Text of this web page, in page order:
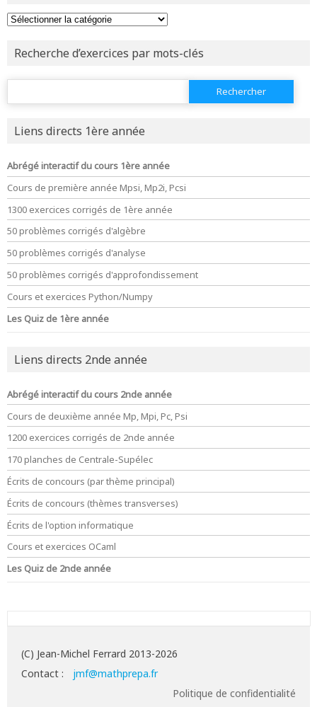
Recherche d’exercices par mots-clés
Rechercher :
Liens directs 1ère année
Abrégé interactif du cours 1ère année
Cours de première année Mpsi, Mp2i, Pcsi
1300 exercices corrigés de 1ère année
50 problèmes corrigés d'algèbre
50 problèmes corrigés d'analyse
50 problèmes corrigés d'approfondissement
Cours et exercices Python/Numpy
Les Quiz de 1ère année
Liens directs 2nde année
Abrégé interactif du cours 2nde année
Cours de deuxième année Mp, Mpi, Pc, Psi
1200 exercices corrigés de 2nde année
170 planches de Centrale-Supélec
Écrits de concours (par thème principal)
Écrits de concours (thèmes transverses)
Écrits de l'option informatique
Cours et exercices OCaml
Les Quiz de 2nde année
(C) Jean-Michel Ferrard 2013-2026
Contact :
jmf@mathprepa.fr
Politique de confidentialité